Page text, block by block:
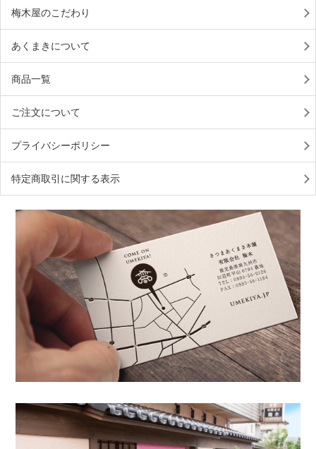
梅木屋のこだわり
あくまきについて
商品一覧
ご注文について
プライバシーポリシー
特定商取引に関する表示